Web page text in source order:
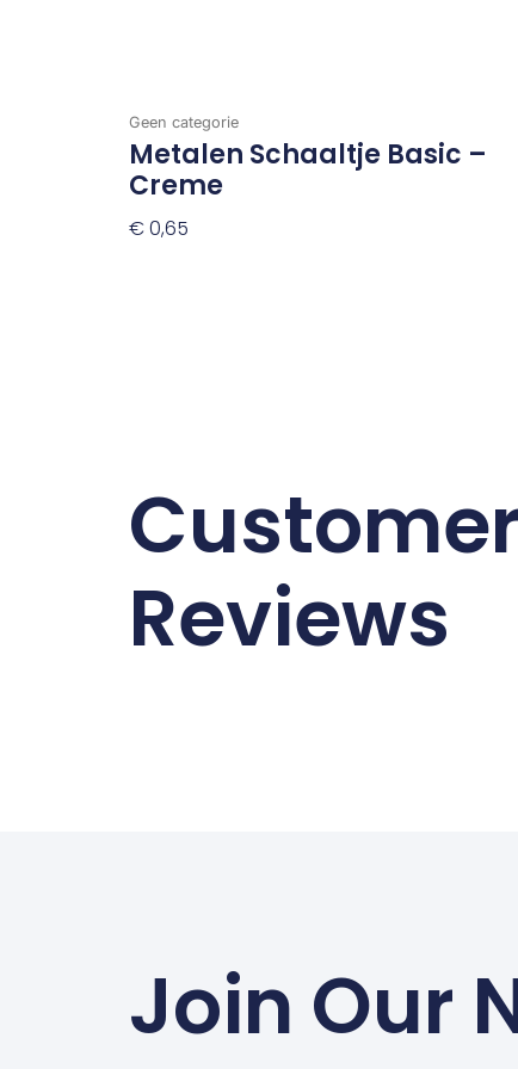
Geen categorie
Metalen Schaaltje Basic –
Creme
€0,65
Customer
Reviews
Join Our